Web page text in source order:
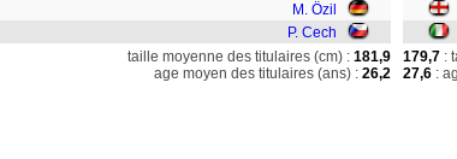
M. Özil
P. Cech
taille moyenne des titulaires (cm) : 181,9
age moyen des titulaires (ans) : 26,2
179,7 :
27,6 :